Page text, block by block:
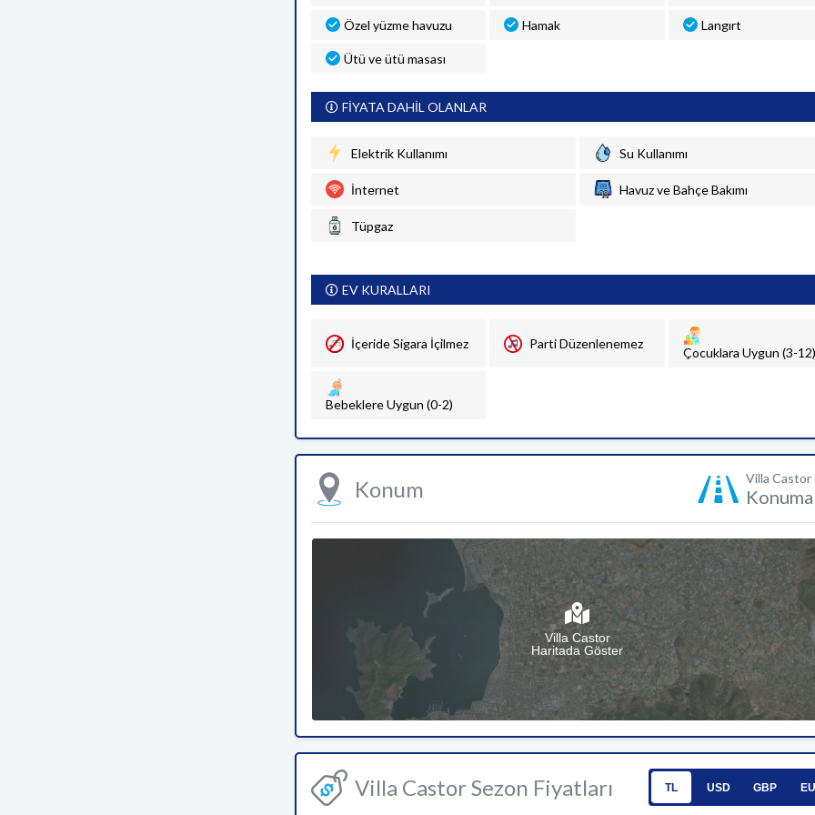
Özel yüzme havuzu Hamak Langırt
Ütü ve ütü masası
FİYATA DAHİL OLANLAR
Elektrik Kullanımı Su Kullanımı
İnternet Havuz ve Bahçe Bakımı
Tüpgaz
EV KURALLARI
İçeride Sigara İçilmez Parti Düzenlenemez
Çocuklara Uygun (3-12)
Bebeklere Uygun (0-2)
Konum Villa Castor
Villa Castor
Haritada Göster
Villa Castor Sezon Fiyatları TL USD GBP